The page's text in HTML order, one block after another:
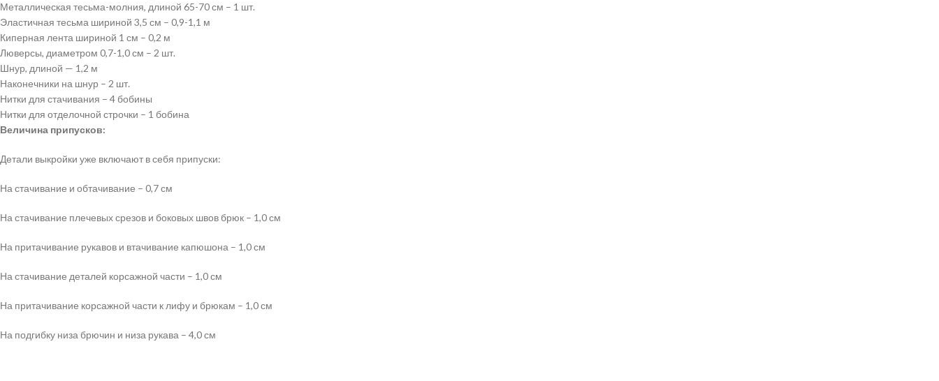
Металлическая тесьма-молния, длиной 65-70 см – 1 шт.
Эластичная тесьма шириной 3,5 см – 0,9-1,1 м
Киперная лента шириной 1 см – 0,2 м
Люверсы, диаметром 0,7-1,0 см – 2 шт.
Шнур, длиной — 1,2 м
Наконечники на шнур – 2 шт.
Нитки для стачивания – 4 бобины
Нитки для отделочной строчки – 1 бобина
Величина припусков:
Детали выкройки уже включают в себя припуски:
На стачивание и обтачивание – 0,7 см
На стачивание плечевых срезов и боковых швов брюк – 1,0 см
На притачивание рукавов и втачивание капюшона – 1,0 см
На стачивание деталей корсажной части – 1,0 см
На притачивание корсажной части к лифу и брюкам – 1,0 см
На подгибку низа брючин и низа рукава – 4,0 см